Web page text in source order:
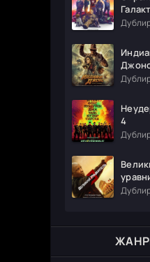
Часть
4
3